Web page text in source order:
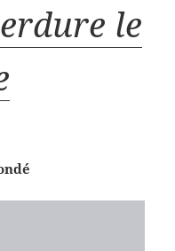
le